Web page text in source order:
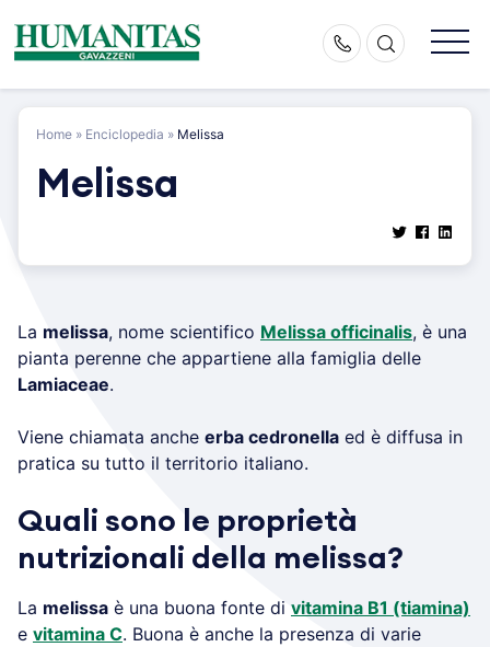
content
Home » Enciclopedia » Melissa
Melissa
La melissa, nome scientifico Melissa officinalis, è una
pianta perenne che appartiene alla famiglia delle
Lamiaceae.
Viene chiamata anche erba cedronella ed è diffusa in
pratica su tutto il territorio italiano.
Quali sono le proprietà
nutrizionali della melissa?
La melissa è una buona fonte di vitamina B1 (tiamina)
e vitamina C. Buona è anche la presenza di varie